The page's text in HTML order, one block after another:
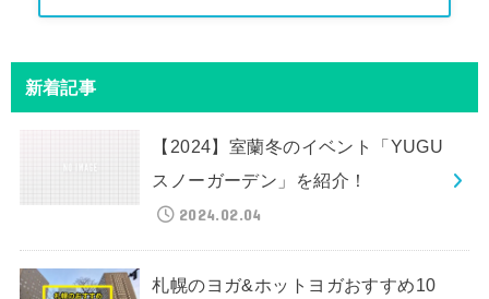
新着記事
【2024】室蘭冬のイベント「YUGU
スノーガーデン」を紹介！
2024.02.04
札幌のヨガ&ホットヨガおすすめ10